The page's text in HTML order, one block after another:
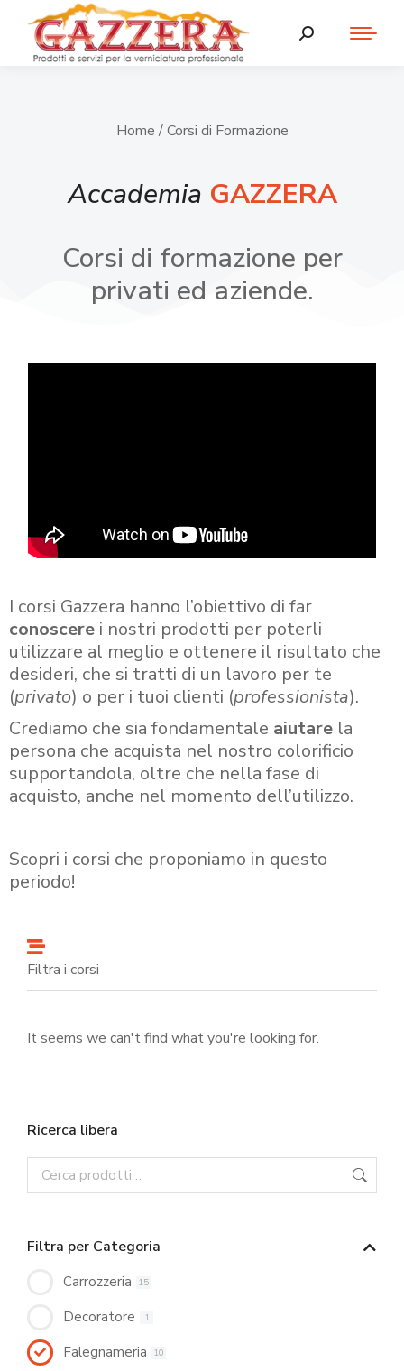
Home / Corsi di Formazione
Accademia GAZZERA
Corsi di formazione per
privati ed aziende.
I corsi Gazzera hanno l’obiettivo di far
conoscere i nostri prodotti per poterli
utilizzare al meglio e ottenere il risultato che
desideri, che si tratti di un lavoro per te
(privato) o per i tuoi clienti (professionista).
Crediamo che sia fondamentale aiutare la
persona che acquista nel nostro colorificio
supportandola, oltre che nella fase di
acquisto, anche nel momento dell’utilizzo.
Scopri i corsi che proponiamo in questo
periodo!
Filtra i corsi
It seems we can't find what you're looking for.
Ricerca libera
Filtra per Categoria
Carrozzeria 15
Decoratore 1
Falegnameria 10